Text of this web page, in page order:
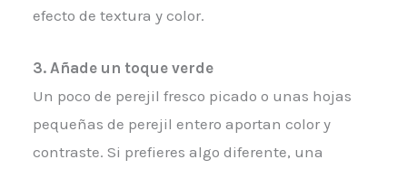
efecto de textura y color.
3. Añade un toque verde
Un poco de perejil fresco picado o unas hojas
pequeñas de perejil entero aportan color y
contraste. Si prefieres algo diferente, una